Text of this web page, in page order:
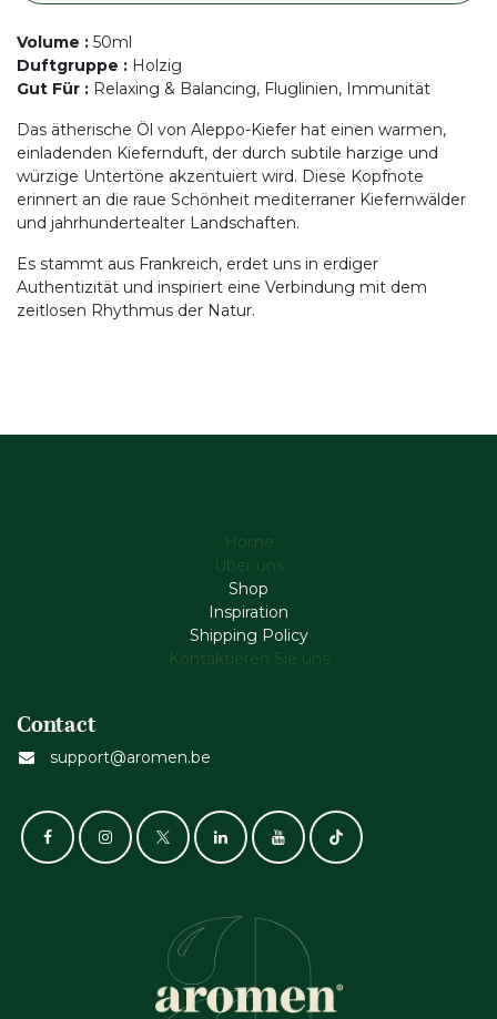
Volume : 50ml
Duftgruppe : Holzig
Gut Für : Relaxing & Balancing, Fluglinien, Immunität
Das ätherische Öl von Aleppo-Kiefer hat einen warmen,
einladenden Kiefernduft, der durch subtile harzige und
würzige Untertöne akzentuiert wird. Diese Kopfnote
erinnert an die raue Schönheit mediterraner Kiefernwälder
und jahrhundertealter Landschaften.
Es stammt aus Frankreich, erdet uns in erdiger
Authentizität und inspiriert eine Verbindung mit dem
zeitlosen Rhythmus der Natur.
Home
Über uns
Shop
Inspiration
Shipping Policy
Kontaktieren Sie uns
Contact
support@aromen.be